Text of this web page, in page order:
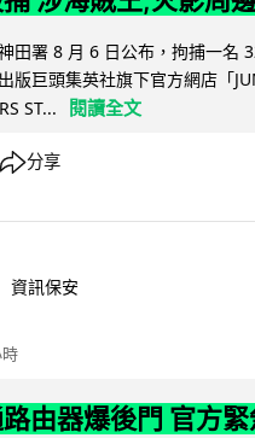
田署 8 月 6 日公布，拘捕一名
版巨頭集英社旗下官方網店「
ST...
閱讀全文
分享
資訊保安
由器爆後門 官方